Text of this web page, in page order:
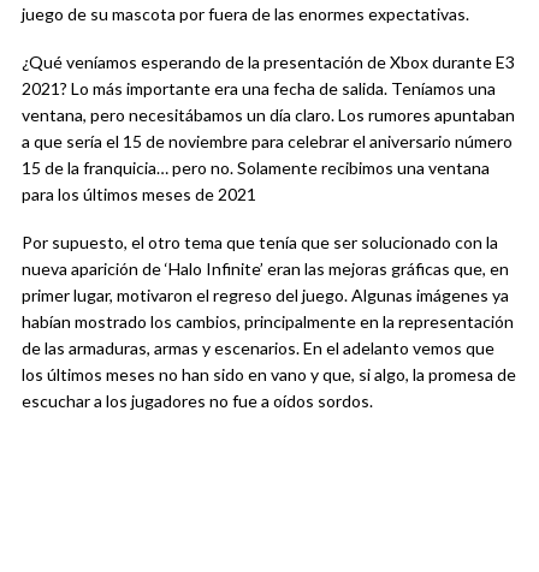
juego de su mascota por fuera de las enormes expectativas.
¿Qué veníamos esperando de la presentación de Xbox durante E3
2021? Lo más importante era una fecha de salida. Teníamos una
ventana, pero necesitábamos un día claro. Los rumores apuntaban
a que sería el 15 de noviembre para celebrar el aniversario número
15 de la franquicia… pero no. Solamente recibimos una ventana
para los últimos meses de 2021
Por supuesto, el otro tema que tenía que ser solucionado con la
nueva aparición de ‘Halo Infinite’ eran las mejoras gráficas que, en
primer lugar, motivaron el regreso del juego. Algunas imágenes ya
habían mostrado los cambios, principalmente en la representación
de las armaduras, armas y escenarios. En el adelanto vemos que
los últimos meses no han sido en vano y que, si algo, la promesa de
escuchar a los jugadores no fue a oídos sordos.